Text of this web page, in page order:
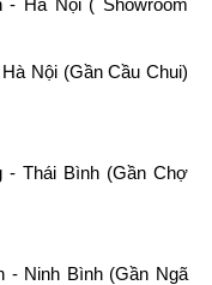
- Hà Nội ( Showroom
Nội (Gần Cầu Chui)
- Thái Bình (Gần Chợ
- Ninh Bình (Gần Ngã